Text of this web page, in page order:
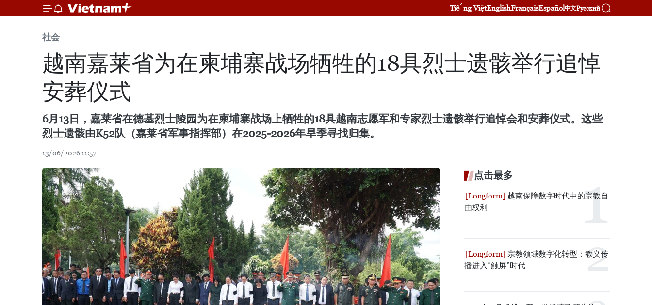
Tiếng ViệtEnglishFrançaisEspañol中文Русский
社会
越南嘉莱省为在柬埔寨战场牺牲的18具烈士遗骸举行追悼
安葬仪式
6月13日，嘉莱省在德基烈士陵园为在柬埔寨战场上牺牲的18具越南志愿军和专家烈士遗骸举行追悼会和安葬仪式。这些
烈士遗骸由K52队（嘉莱省军事指挥部）在2025-2026年旱季寻找归集。
13/06/2026 11:57
点击最多
越南保障数字时代中的宗教自
由权利
宗教领域数字化转型：教义传
播进入“触屏”时代